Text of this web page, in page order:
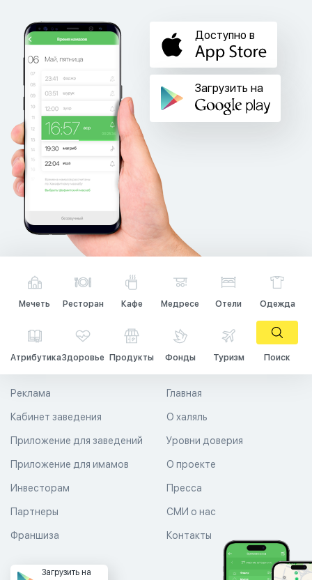
Доступно в
Загрузить на
Мечеть Ресторан Кафе Медресе Отели Одежда
АтрибутикаЗдоровье Продукты Фонды Туризм Поиск
Главная
О халяль
Уровни доверия
Реклама
Кабинет заведения
Приложение для заведений
Приложение для имамов О проекте
Пресса
СМИ о нас
Контакты
Инвесторам
Партнеры
Франшиза
Загрузить на